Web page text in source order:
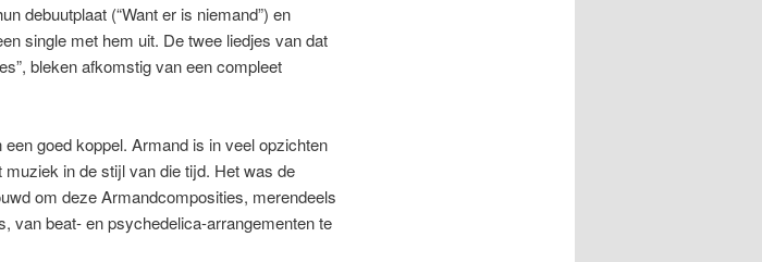
debuutplaat (“Want er is niemand”) en
single met hem uit. De twee liedjes van dat
bleken afkomstig van een compleet
goed koppel. Armand is in veel opzichten
in de stijl van die tijd. Het was de
om deze Armandcomposities, merendeels
van beat- en psychedelica-arrangementen te